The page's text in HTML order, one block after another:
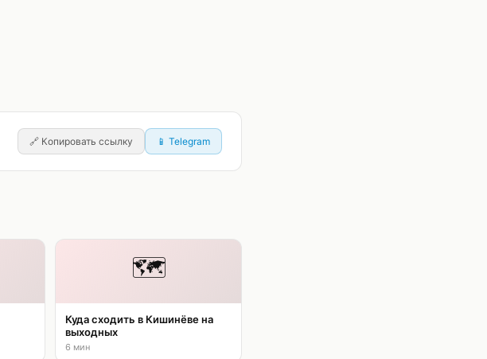
🔗 Копировать ссылку 📱 Telegram
🗺️
Куда сходить в Кишинёве на
выходных
6 мин